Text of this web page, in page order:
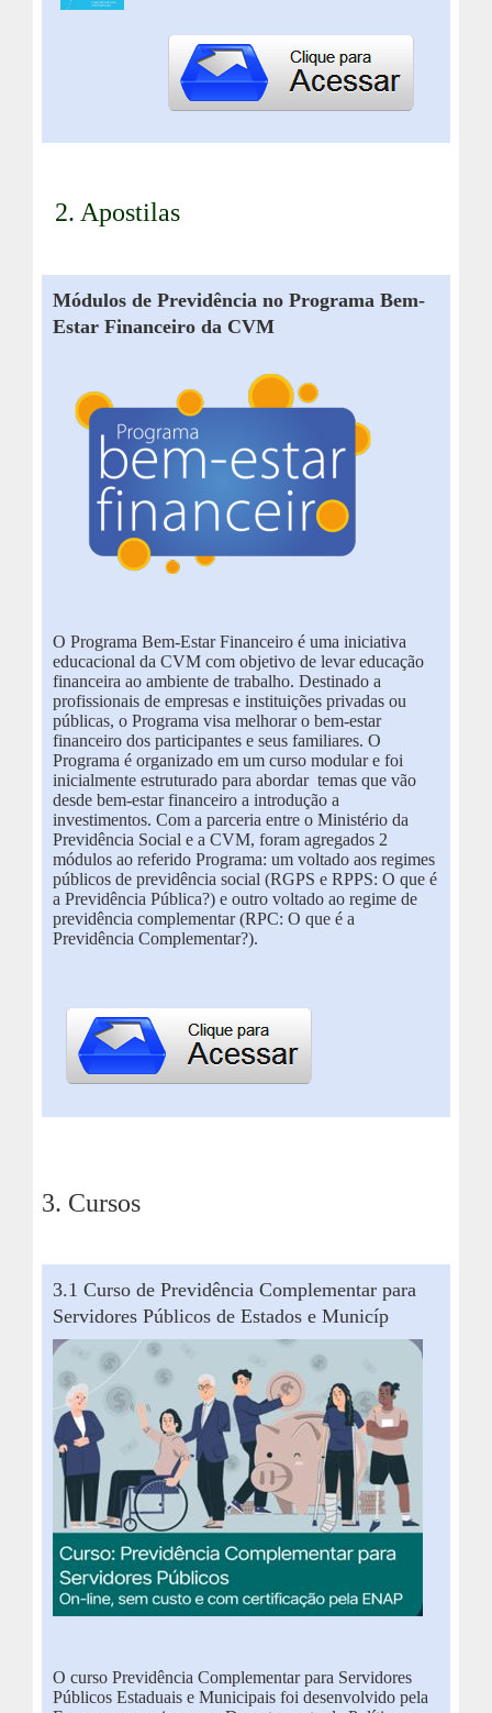
2. Apostilas
Módulos de Previdência no Programa Bem-
Estar Financeiro da CVM
O Programa Bem-Estar Financeiro é uma iniciativa
educacional da CVM com objetivo de levar educação
financeira ao ambiente de trabalho. Destinado a
profissionais de empresas e instituições privadas ou
públicas, o Programa visa melhorar o bem-estar
financeiro dos participantes e seus familiares. O
Programa é organizado em um curso modular e foi
inicialmente estruturado para abordar temas que vão
desde bem-estar financeiro a introdução a
investimentos. Com a parceria entre o Ministério da
Previdência Social e a CVM, foram agregados 2
módulos ao referido Programa: um voltado aos regimes
públicos de previdência social (RGPS e RPPS: O que é
a Previdência Pública?) e outro voltado ao regime de
previdência complementar (RPC: O que é a
Previdência Complementar?).
3. Cursos
3.1 Curso de Previdência Complementar para
Servidores Públicos de Estados e Municíp
O curso Previdência Complementar para Servidores
Públicos Estaduais e Municipais foi desenvolvido pela